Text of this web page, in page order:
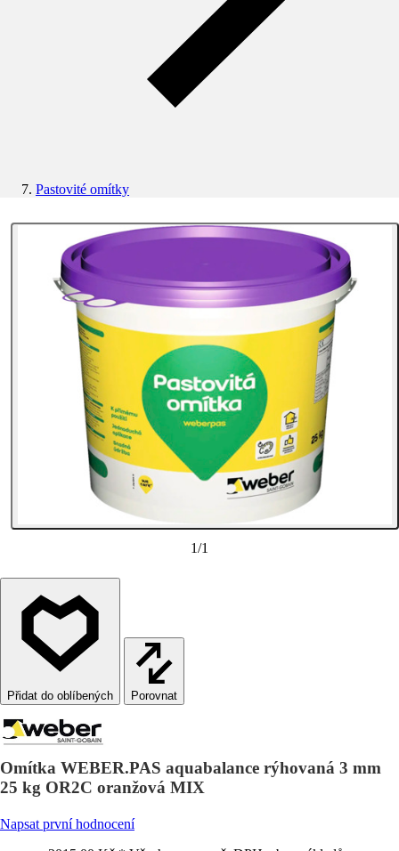
Pastovité omítky
1/1
Porovnat
Omítka WEBER.PAS aquabalance rýhovaná 3 mm
25 kg OR2C oranžová MIX
Napsat první hodnocení